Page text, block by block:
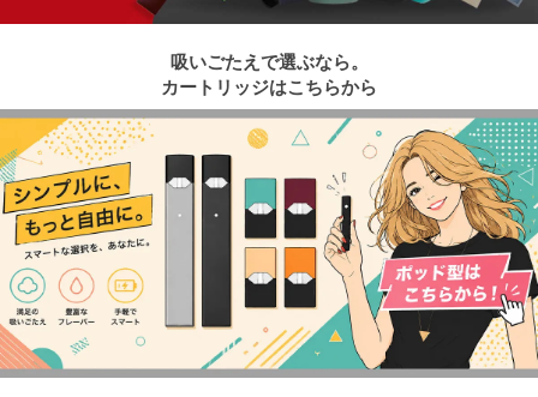
吸いごたえで選ぶなら。
カートリッジはこちらから